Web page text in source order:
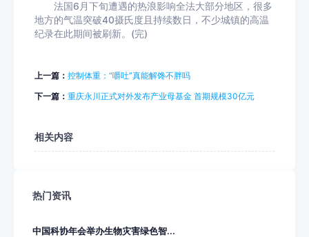
法国6月下旬遭遇的热浪影响全法大部分地区，很多
地方的气温突破40摄氏度且持续数日，不少城镇的高温
纪录在此期间被刷新。(完)
上一篇： 控制体重：“嚼吐”真能解馋不胖吗
下一篇： 重庆永川正式对外发布产业母基金 首期规模30亿元
相关内容
热门资讯
中国科协年会举办生物灾害绿色智...